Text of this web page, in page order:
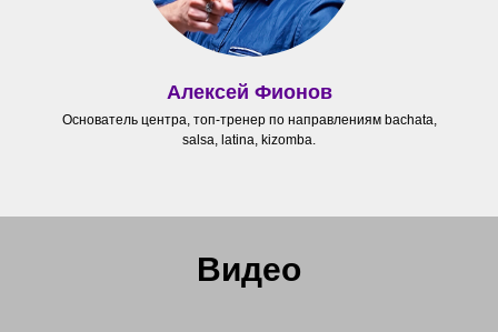
Алексей Фионов
Основатель центра, топ-тренер по направлениям bachata,
salsa, latina, kizomba.
Видео